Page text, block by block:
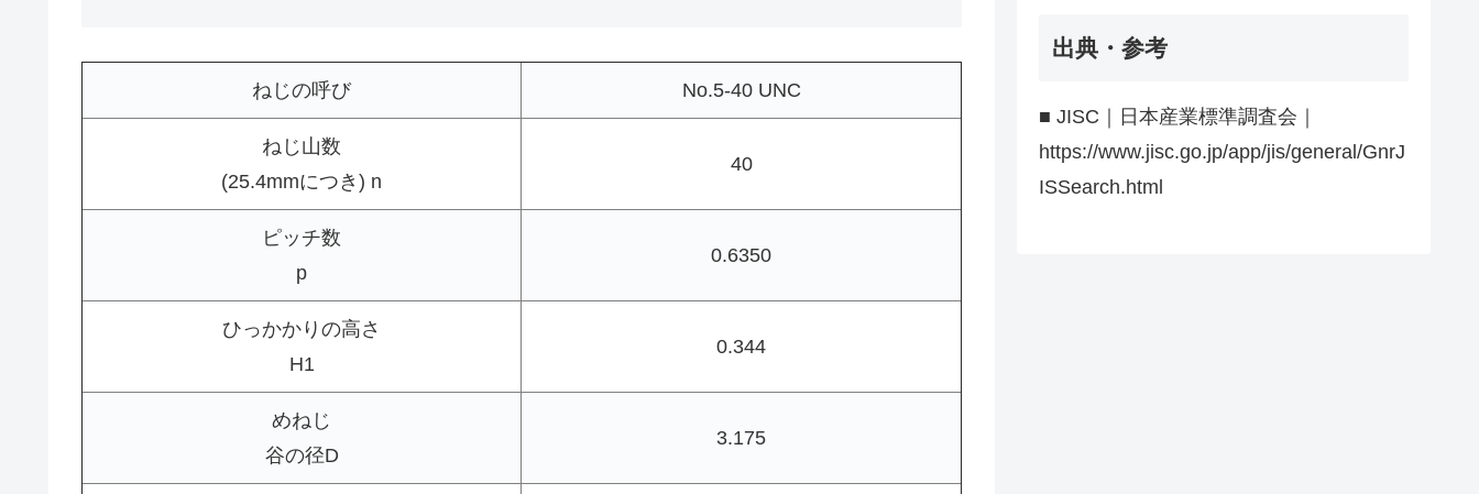
ねじの呼び No.5-40 UNC
ねじ山数
(25.4mmにつき) n
40
ピッチ数
p
0.6350
ひっかかりの高さ
H1
0.344
めねじ
谷の径D
3.175
出典・参考
■ JISC｜日本産業標準調査会｜
https://www.jisc.go.jp/app/jis/general/GnrJ
ISSearch.html